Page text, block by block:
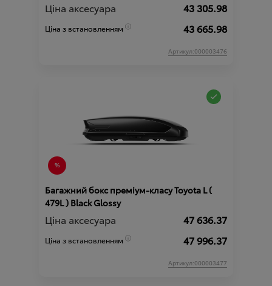
Ціна аксесуара 43 305.98
Ціна з встановленням 43 665.98
Артикул:000003476
Багажний бокс преміум-класу Toyota L (
479L ) Black Glossy
Ціна аксесуара 47 636.37
Ціна з встановленням 47 996.37
Артикул:000003477